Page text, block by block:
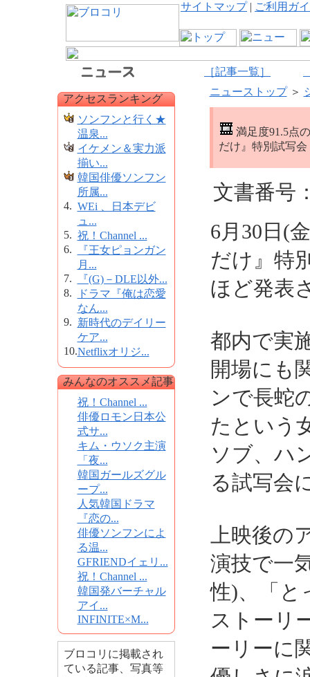
サイトマップ| ご利用ガ
［記事一覧］
アクセスランキング
ソンフンと行く★
温泉...
イケメン＆実力派
揃い...
韓国俳優ソンフン
所属...
4. WEi 、日本デビ
ュ...
5. 祝！Channel ...
6.
『王女ピョンガン
月...
7.
『(G)－DLE以外...
8.
ドラマ『俺は恋愛
なん...
9. 新時代のデイリー
ケア...
10.Netflixオリジ...
みんなのオススメ記事
祝！Channel ...
俳優ロモン日本公
式サ...
キム・ウソク主演
「夜...
韓国ガールズグル
ープ...
人気韓国ドラマ
『恋の...
俳優ソンフンによ
る温...
GFRIENDイェリ...
祝！Channel ...
韓国発バーチャル
アイ...
INFINITE×M...
ブロコリに掲載され
ている記事、写真等
ニューストップ＞
満足度91.5点
だけ』特別試写会
文書番号
6月30日(
だけ』特
ほど発表
都内で実
開場にも
ンで長蛇
たという
ソブ、ハ
る試写会
上映後の
演技で一
性)、「と
ストーリ
ーリーに